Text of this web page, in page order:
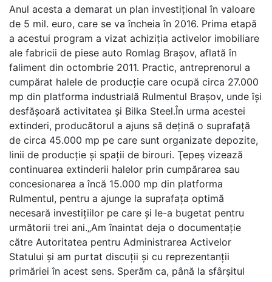
Anul acesta a demarat un plan investiţional în valoare
de 5 mil. euro, care se va încheia în 2016. Prima etapă
a acestui program a vizat achiziţia activelor imobiliare
ale fabricii de piese auto Romlag Braşov, aflată în
faliment din octombrie 2011. Practic, antreprenorul a
cumpărat halele de producţie care ocupă circa 27.000
mp din platforma industrială Rulmentul Braşov, unde îşi
desfăşoară activitatea şi Bilka Steel.În urma acestei
extinderi, producătorul a ajuns să deţină o suprafaţă
de circa 45.000 mp pe care sunt organizate depozite,
linii de producţie şi spaţii de birouri. Ţepeş vizează
continuarea extinderii halelor prin cumpărarea sau
concesionarea a încă 15.000 mp din platforma
Rulmentul, pentru a ajunge la suprafaţa optimă
necesară investiţiilor pe care şi le-a bugetat pentru
următorii trei ani.„Am înaintat deja o documentaţie
către Autoritatea pentru Administrarea Activelor
Statului şi am purtat discuţii şi cu reprezentanţii
primăriei în acest sens. Sperăm ca, până la sfârşitul